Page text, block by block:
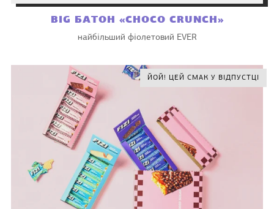
BIG БАТОН «CHOCO CRUNCH»
найбільший фіолетовий EVER
ЙОЙ! ЦЕЙ СМАК У ВІДПУСТЦІ